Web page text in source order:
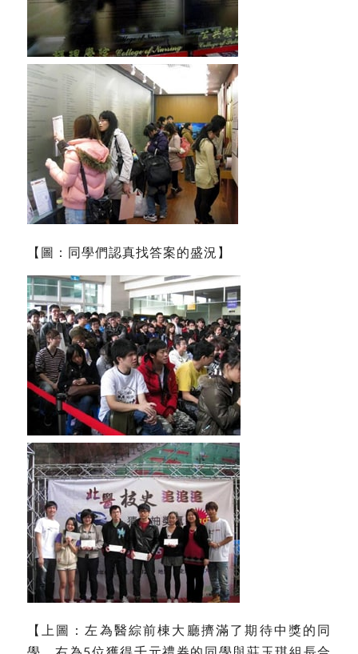
【圖：同學們認真找答案的盛況】
【上圖：左為醫綜前棟大廳擠滿了期待中獎的同